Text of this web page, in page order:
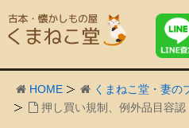
HOME くまねこ堂・妻の
押し買い規制、例外品目容認